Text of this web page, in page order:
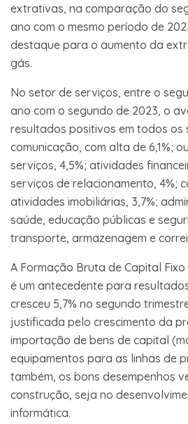
extrativas, na comparação do
ano com o mesmo período de
destaque para o aumento da
gás.
No setor de serviços, entre o
ano com o segundo de 2023, o
resultados positivos em todos os
comunicação, com alta de 6,1%;
serviços, 4,5%; atividades
serviços de relacionamento, 4%;
atividades imobiliárias, 3,7%;
saúde, educação públicas e
transporte, armazenagem e
A Formação Bruta de Capital
é um antecedente para
cresceu 5,7% no segundo
justificada pelo crescimento da
importação de bens de capital
equipamentos para as linhas de
também, os bons desempenhos
construção, seja no
informática.